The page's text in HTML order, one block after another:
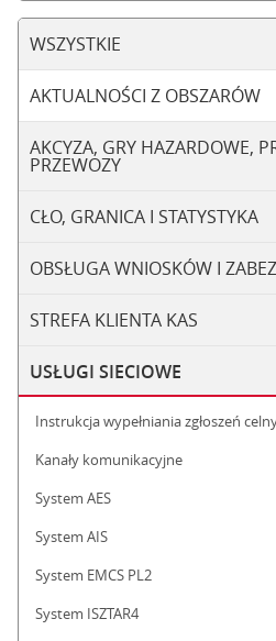
WSZYSTKIE
AKTUALNOŚCI Z OBSZARÓW
AKCYZA, GRY HAZARDOWE,
PRZEWOZY
CŁO, GRANICA I STATYSTYKA
OBSŁUGA WNIOSKÓW I
STREFA KLIENTA KAS
USŁUGI SIECIOWE
Instrukcja wypełniania zgłoszeń
Kanały komunikacyjne
System AES
System AIS
System EMCS PL2
System ISZTAR4